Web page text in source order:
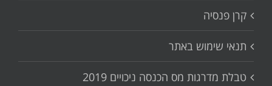
קרן פנסיה
תנאי שימוש באתר
טבלת מדרגות מס הכנסה ניכויים 2019